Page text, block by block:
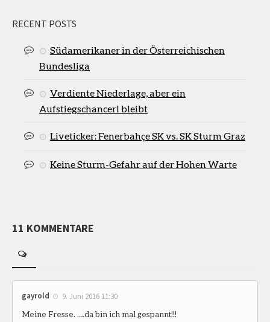
RECENT POSTS
Südamerikaner in der Österreichischen
Bundesliga
Verdiente Niederlage, aber ein
Aufstiegschancerl bleibt
Liveticker: Fenerbahçe SK vs. SK Sturm Graz
Keine Sturm-Gefahr auf der Hohen Warte
11 KOMMENTARE
gayrold 9. Juni 2016 11:30
Meine Fresse. ….da bin ich mal gespannt!!!